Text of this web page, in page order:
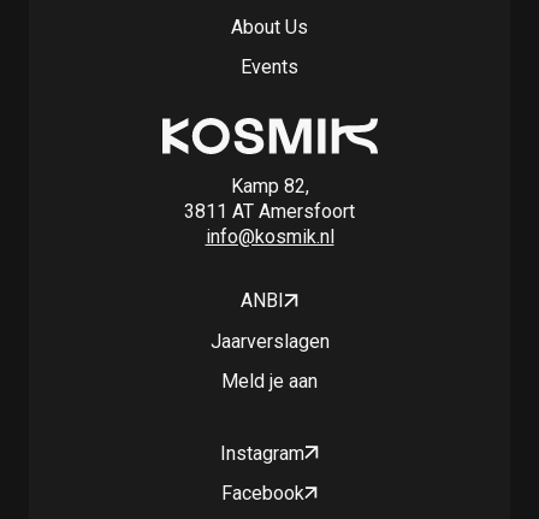
About Us
Events
Kamp 82,
3811 AT Amersfoort
info@kosmik.nl
ANBI
Jaarverslagen
Meld je aan
Instagram
Facebook